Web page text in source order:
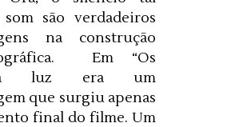
são verdadeiros
na construção
Em “Os
luz era um
que surgiu apenas
final do filme. Um